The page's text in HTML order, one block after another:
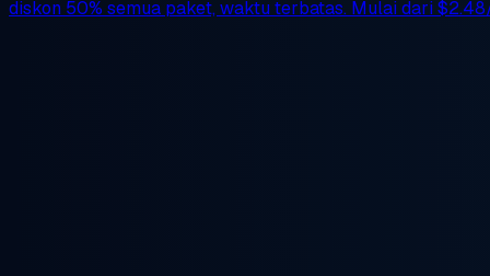
diskon 50% semua paket, waktu terbatas. Mulai dari